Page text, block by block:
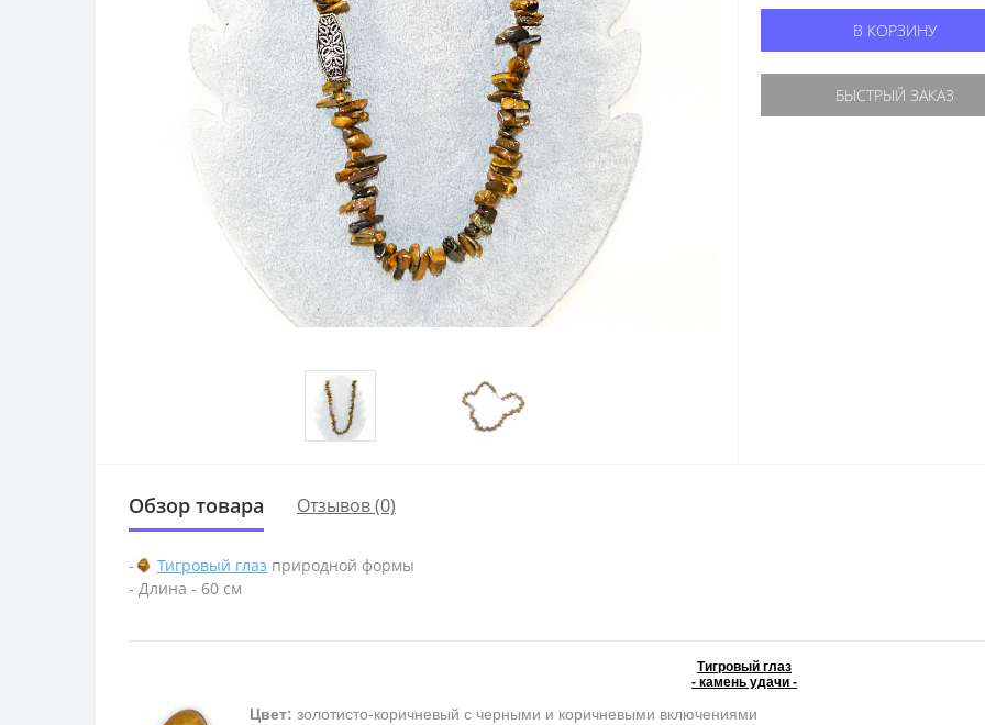
В КОРЗИНУ
БЫСТРЫЙ ЗАКАЗ
Обзор товара Отзывов (0)
- Тигровый глаз природной формы
- Длина - 60 см
Тигровый глаз
- камень удачи -
Цвет: золотисто-коричневый с черными и коричневыми включениями